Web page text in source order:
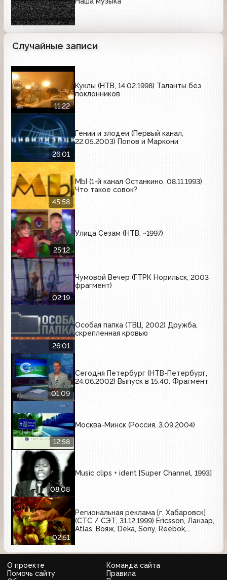
Случайные записи
11:22
Куклы (НТВ, 14.02.1998) Таланты без
поклонников
26:01
Гении и злодеи (Первый канал,
22.05.2003) Попов и Маркони
45:58
МЫ (1-й канал Останкино, 08.11.1993)
Что такое совок?
25:12
Улица Сезам (НТВ, ~1997)
02:19
Чумовой Вечер (ГТРК Норильск, 2003
фрагмент)
26:01
Особая папка (ТВЦ, 2002) Дружба,
скрепленная кровью
01:09
Сегодня Петербург (НТВ-Петербург,
24.06.2002) Выпуск в 15:40. Фрагмент
12:58
Москва-Минск (Россия, 3.09.2004)
08:08
Music clips + ident [Super Channel, 1993]
02:51
Региональная реклама [г. Хабаровск]
(СТС / СЭТ, 31.12.1999) Ericsson, Ланзар,
Atlas, Вояж, Deka, Sony, Reebok,
О проекте
Команда сайта
Помочь сайту
Правила